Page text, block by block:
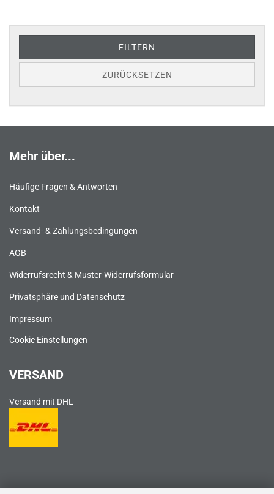
FILTERN
ZURÜCKSETZEN
Mehr über...
Häufige Fragen & Antworten
Kontakt
Versand- & Zahlungsbedingungen
AGB
Widerrufsrecht & Muster-Widerrufsformular
Privatsphäre und Datenschutz
Impressum
Cookie Einstellungen
VERSAND
Versand mit DHL